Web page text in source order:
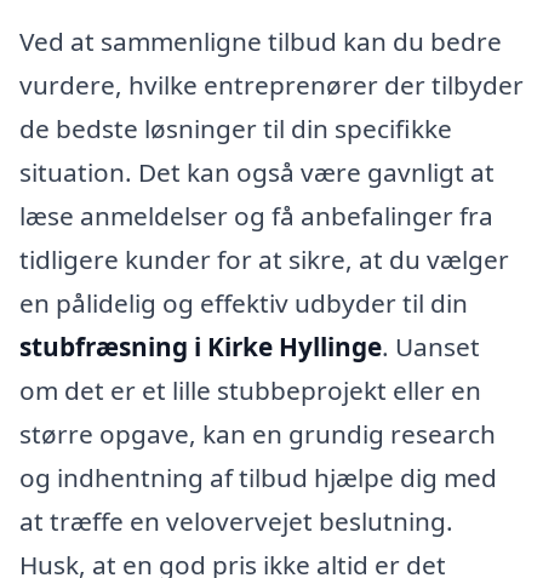
Ved at sammenligne tilbud kan du bedre
vurdere, hvilke entreprenører der tilbyder
de bedste løsninger til din specifikke
situation. Det kan også være gavnligt at
læse anmeldelser og få anbefalinger fra
tidligere kunder for at sikre, at du vælger
en pålidelig og effektiv udbyder til din
stubfræsning i Kirke Hyllinge. Uanset
om det er et lille stubbeprojekt eller en
større opgave, kan en grundig research
og indhentning af tilbud hjælpe dig med
at træffe en velovervejet beslutning.
Husk, at en god pris ikke altid er det